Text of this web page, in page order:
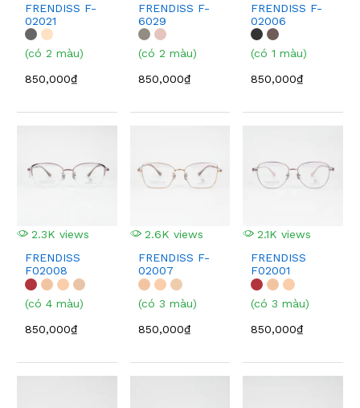
FRENDISS F-
02021
(có 2 màu)
850,000₫
FRENDISS F-
6029
(có 2 màu)
850,000₫
FRENDISS F-
02006
(có 1 màu)
850,000₫
2.3K views
FRENDISS
F02008
(có 4 màu)
850,000₫
2.6K views
FRENDISS F-
02007
(có 3 màu)
850,000₫
2.1K views
FRENDISS
F02001
(có 3 màu)
850,000₫